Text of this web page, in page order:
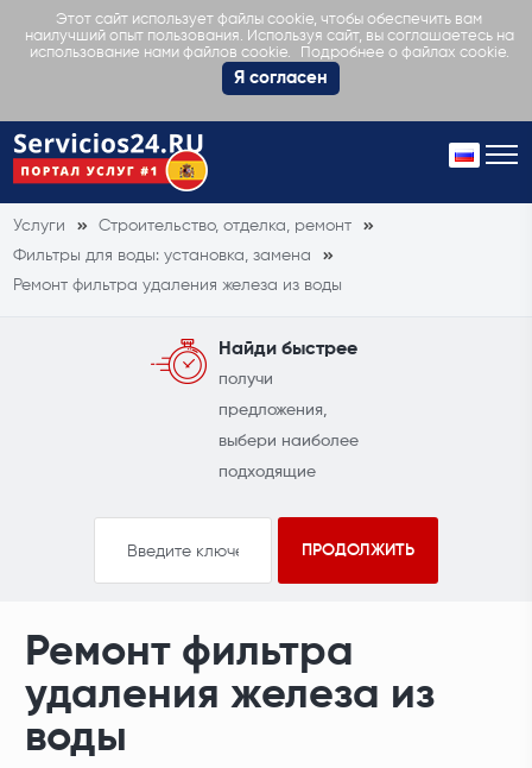
Этот сайт использует файлы cookie, чтобы обеспечить вам
наилучший опыт пользования. Используя сайт, вы соглашаетесь на
использование нами файлов cookie.
Подробнее о файлах cookie.
Я согласен
Услуги
Строительство, отделка, ремонт
Фильтры для воды: установка, замена
Ремонт фильтра удаления железа из воды
Найди быстрее
получи
предложения,
выбери наиболее
подходящие
Ремонт фильтра
удаления железа из
воды